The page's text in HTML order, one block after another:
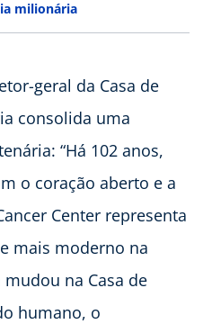
milionária
geral da Casa de
consolida uma
“Há 102 anos,
o coração aberto e a
Center representa
mais moderno na
na Casa de
humano, o